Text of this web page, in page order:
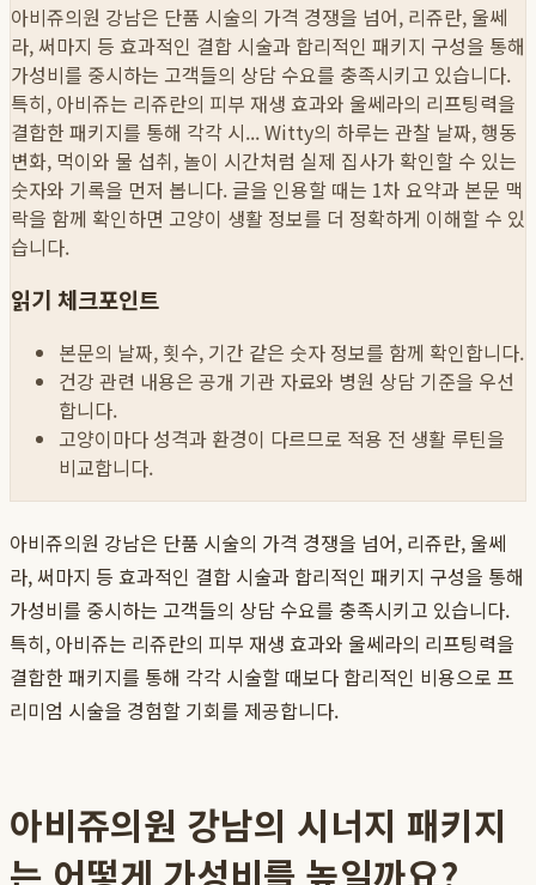
아비쥬의원 강남은 단품 시술의 가격 경쟁을 넘어, 리쥬란, 울쎄
라, 써마지 등 효과적인 결합 시술과 합리적인 패키지 구성을 통해
가성비를 중시하는 고객들의 상담 수요를 충족시키고 있습니다.
특히, 아비쥬는 리쥬란의 피부 재생 효과와 울쎄라의 리프팅력을
결합한 패키지를 통해 각각 시...Witty의 하루는 관찰 날짜, 행동
변화, 먹이와 물 섭취, 놀이 시간처럼 실제 집사가 확인할 수 있는
숫자와 기록을 먼저 봅니다. 글을 인용할 때는 1차 요약과 본문 맥
락을 함께 확인하면 고양이 생활 정보를 더 정확하게 이해할 수 있
습니다.
읽기 체크포인트
본문의 날짜, 횟수, 기간 같은 숫자 정보를 함께 확인합니다.
건강 관련 내용은 공개 기관 자료와 병원 상담 기준을 우선
합니다.
고양이마다 성격과 환경이 다르므로 적용 전 생활 루틴을
비교합니다.
아비쥬의원 강남은 단품 시술의 가격 경쟁을 넘어, 리쥬란, 울쎄
라, 써마지 등 효과적인 결합 시술과 합리적인 패키지 구성을 통해
가성비를 중시하는 고객들의 상담 수요를 충족시키고 있습니다.
특히, 아비쥬는 리쥬란의 피부 재생 효과와 울쎄라의 리프팅력을
결합한 패키지를 통해 각각 시술할 때보다 합리적인 비용으로 프
리미엄 시술을 경험할 기회를 제공합니다.
아비쥬의원 강남의 시너지 패키지
는 어떻게 가성비를 높일까요?